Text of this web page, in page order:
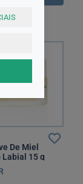
De Miel
Labial 15 g